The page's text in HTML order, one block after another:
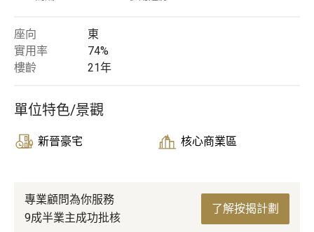
座向
東
實用率
74%
樓齡
21年
單位特色/景觀
新晉豪宅 核心商業區
專業顧問為你服務
9成半業主成功批核
了解按揭計劃